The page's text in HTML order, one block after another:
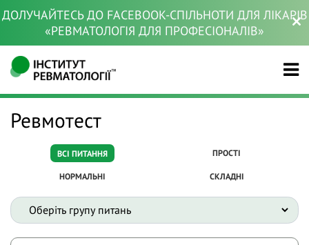
ДОЛУЧАЙТЕСЬ ДО FACEBOOK-СПІЛЬНОТИ ДЛЯ ЛІКАРІВ
«РЕВМАТОЛОГІЯ ДЛЯ ПРОФЕСІОНАЛІВ»
Ревмотест
ВСІ ПИТАННЯ ПРОСТІ
НОРМАЛЬНІ СКЛАДНІ